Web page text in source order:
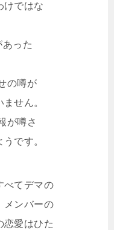
けではな
った
の噂が
せん。
が噂さ
です。
べてデマの
メンバーの
恋愛はひた